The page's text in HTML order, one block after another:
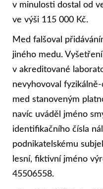
v minulosti dostal od
ve výši 115 000 Kč.
Med falšoval
jiného medu.
v akreditované
nevyhovoval
med stanoveným
navíc uváděl jméno
identifikačního čísla
podnikatelskému
lesní, fiktivní jméno
45506558.